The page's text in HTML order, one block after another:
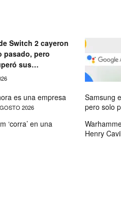
Switch 2 cayeron
pasado, pero
sus
es una empresa
2026
Samsung
pero solo
‘corra’ en una
Henry